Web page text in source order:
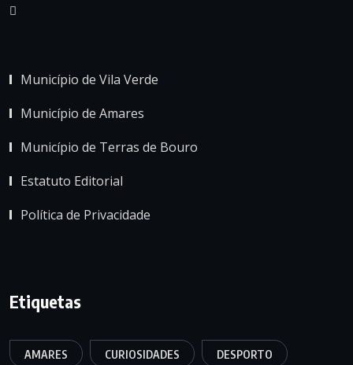
Município de Vila Verde
Município de Amares
Município de Terras de Bouro
Estatuto Editorial
Política de Privacidade
Etiquetas
AMARES CURIOSIDADES DESPORTO